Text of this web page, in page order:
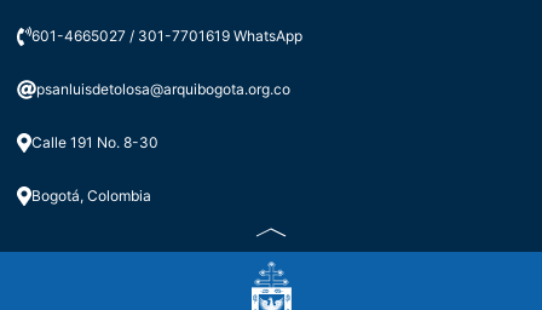
601-4665027 / 301-7701619 WhatsApp
psanluisdetolosa@arquibogota.org.co
Calle 191 No. 8-30
Bogotá, Colombia